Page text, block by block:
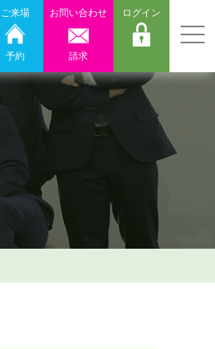
ご来場
予約
お問い合わせ
請求
ログイン